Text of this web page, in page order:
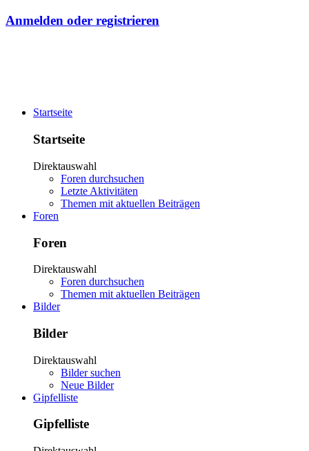
Anmelden oder registrieren
Startseite
Startseite
Direktauswahl
Foren durchsuchen
Letzte Aktivitäten
Themen mit aktuellen Beiträgen
Foren
Foren
Direktauswahl
Foren durchsuchen
Themen mit aktuellen Beiträgen
Bilder
Bilder
Direktauswahl
Bilder suchen
Neue Bilder
Gipfelliste
Gipfelliste